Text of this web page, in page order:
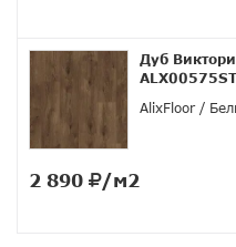
Дуб
AlixFloor
2 890 /м2